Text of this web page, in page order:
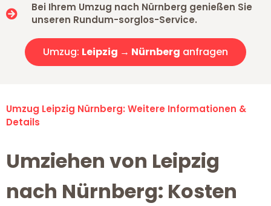
Bei Ihrem Umzug nach Nürnberg genießen Sie
unseren Rundum-sorglos-Service.
Umzug: Leipzig → Nürnberg anfragen
Umzug Leipzig Nürnberg: Weitere Informationen &
Details
Umziehen von Leipzig
nach Nürnberg: Kosten